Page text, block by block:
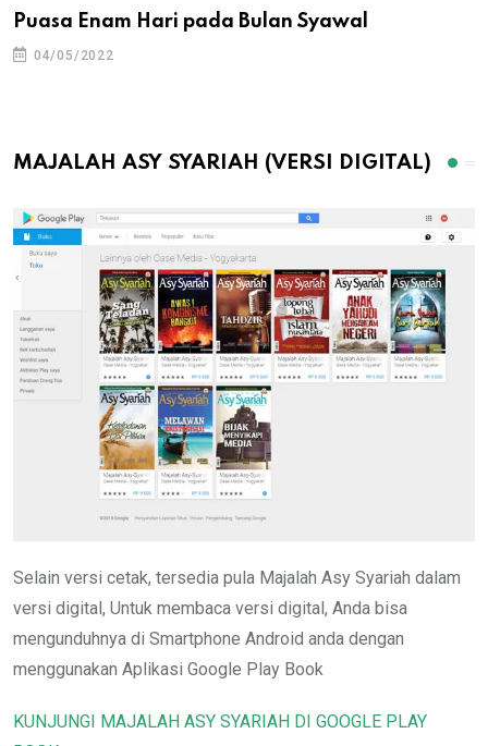
Puasa Enam Hari pada Bulan Syawal
04/05/2022
MAJALAH ASY SYARIAH (VERSI DIGITAL)
Selain versi cetak, tersedia pula Majalah Asy Syariah dalam
versi digital, Untuk membaca versi digital, Anda bisa
mengunduhnya di Smartphone Android anda dengan
menggunakan Aplikasi Google Play Book
KUNJUNGI MAJALAH ASY SYARIAH DI GOOGLE PLAY